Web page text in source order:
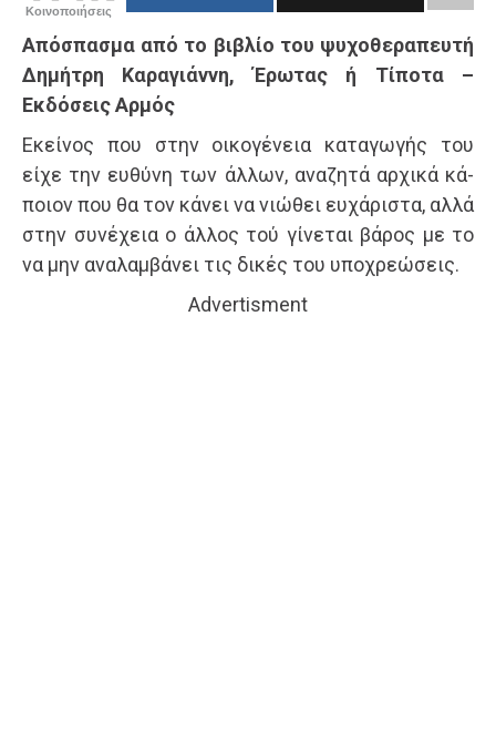
Κοινοποιήσεις
Aπόσπασμα από το βιβλίο του ψυχοθεραπευτή
Δημήτρη Καραγιάννη, Έρωτας ή Τίποτα –
Εκδόσεις Αρμός
Εκείνος που στην οικογένεια καταγωγής του
είχε την ευθύνη των άλλων, αναζητά αρχικά κά­
ποιον που θα τον κάνει να νιώθει ευχάριστα, αλλά
στην συνέχεια ο άλλος τού γίνεται βάρος με το
να μην αναλαμβάνει τις δικές του υποχρεώσεις.
Advertisment